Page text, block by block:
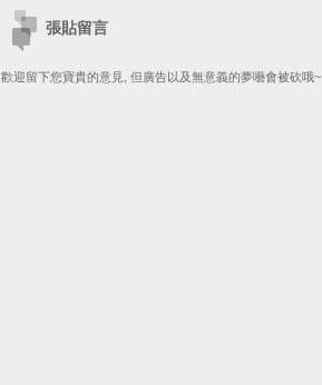
張貼留言
歡迎留下您寶貴的意見, 但廣告以及無意義的夢囈會被砍哦~